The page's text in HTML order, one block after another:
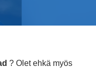
? Olet ehkä myös